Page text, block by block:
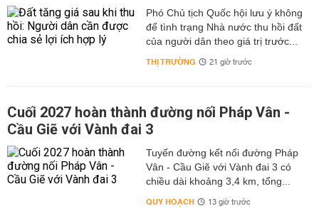
Phó Chủ tịch Quốc hội lưu ý không
để tình trạng Nhà nước thu hồi đất
của người dân theo giá trị trước...
THỊ TRƯỜNG 21 giờ trước
Cuối 2027 hoàn thành đường nối Pháp Vân -
Cầu Giẽ với Vành đai 3
Tuyến đường kết nối đường Pháp
Vân - Cầu Giẽ với Vành đai 3 có
chiều dài khoảng 3,4 km, tổng...
QUY HOẠCH 13 giờ trước